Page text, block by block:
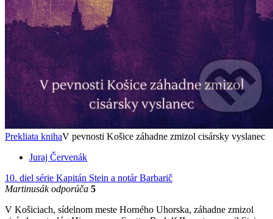
Prekliata knihaV pevnosti Košice záhadne zmizol cisársky vyslanec
Juraj Červenák
10. diel série Kapitán Stein a notár Barbarič
Martinusák odporúča 5
V Košiciach, sídelnom meste Horného Uhorska, záhadne zmizol